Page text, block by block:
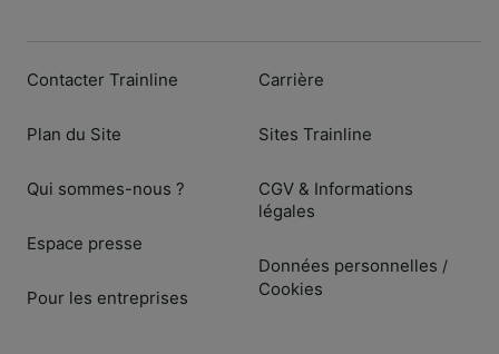
Contacter Trainline
Plan du Site
Qui sommes-nous ?
Espace presse
Pour les entreprises
Carrière
Sites Trainline
CGV & Informations
légales
Données personnelles /
Cookies